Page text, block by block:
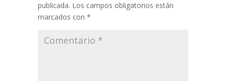
publicada. Los campos obligatorios están
marcados con *